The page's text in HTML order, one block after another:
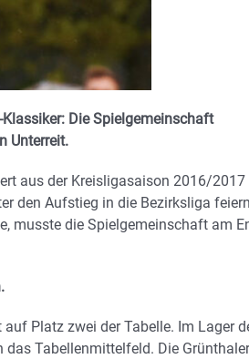
Die Spielgemeinschaft
Unterreit.
aus der Kreisligasaison 2016/
den Aufstieg in die Bezirksliga
musste die Spielgemeinschaft am
Platz zwei der Tabelle. Im Lager
Tabellenmittelfeld. Die Grünthaler